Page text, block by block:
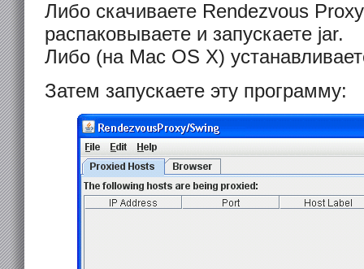
Либо скачиваете Rendezvous
распаковываете и запускаете jar.
Либо (на Mac OS X)
Затем запускаете эту программу: